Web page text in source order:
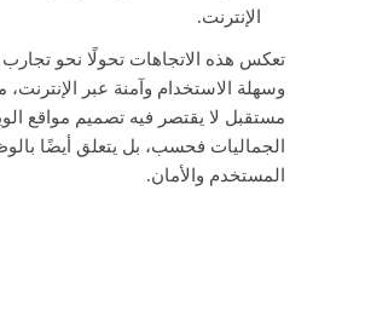
الإنترنت.
تعكس هذه الاتجاهات تحولًا نحو تجارب
وسهلة الاستخدام وآمنة عبر الإنترنت،
مستقبل لا يقتصر فيه تصميم مواقع
الجماليات فحسب، بل يتعلق أيضًا
المستخدم والأمان.